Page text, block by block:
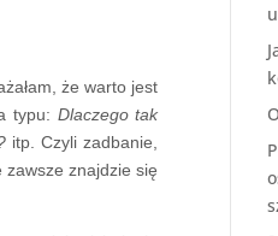
że warto jest
typu: Dlaczego tak
itp. Czyli zadbanie,
znajdzie się